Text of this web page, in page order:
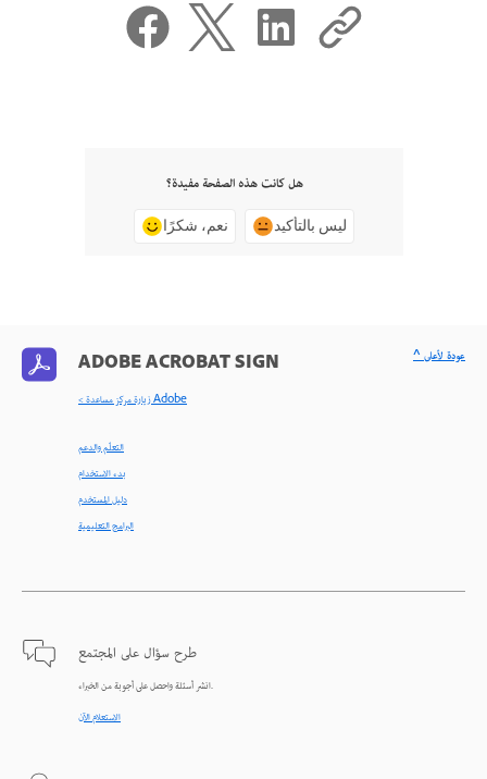
هل كانت هذه الصفحة مفيدة؟
نعم، شكرًا ليس بالتأكيد
ADOBE ACROBAT SIGN
< زيارة مركز مساعدة Adobe
التعلّم والدعم
بدء الاستخدام
دليل المستخدم
البرامج التعليمية
طرح سؤال على المجتمع
انشر أسئلة واحصل على أجوبة من الخبراء.
الاستعلام الآن
^ عودة لأعلى